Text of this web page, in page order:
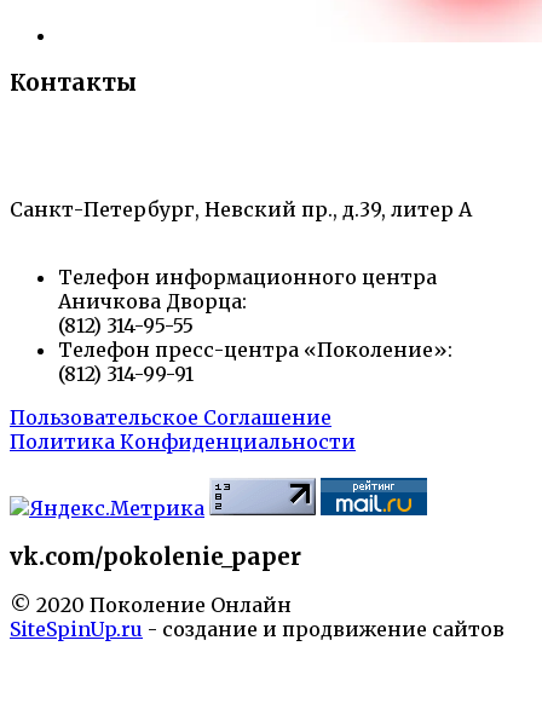
Контакты
Санкт-Петербург, Невский пр., д.39, литер А
Телефон информационного центра
Аничкова Дворца:
(812) 314-95-55
Телефон пресс-центра «Поколение»:
(812) 314-99-91
Пользовательское Соглашение
Политика Конфиденциальности
vk.com/pokolenie_paper
© 2020 Поколение Онлайн
SiteSpinUp.ru - создание и продвижение сайтов